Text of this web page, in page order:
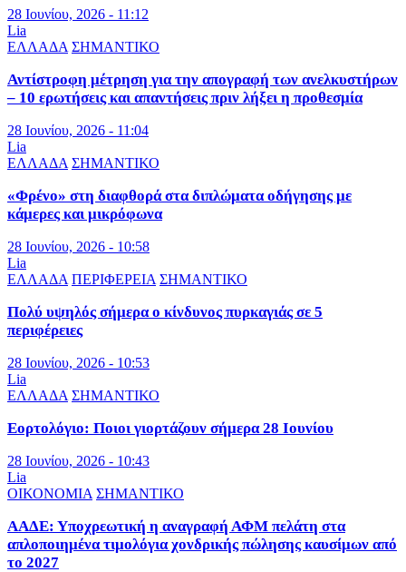
28 Ιουνίου, 2026 - 11:12
Lia
ΕΛΛΑΔΑ ΣΗΜΑΝΤΙΚΟ
Αντίστροφη μέτρηση για την απογραφή των ανελκυστήρων
– 10 ερωτήσεις και απαντήσεις πριν λήξει η προθεσμία
28 Ιουνίου, 2026 - 11:04
Lia
ΕΛΛΑΔΑ ΣΗΜΑΝΤΙΚΟ
«Φρένο» στη διαφθορά στα διπλώματα οδήγησης με
κάμερες και μικρόφωνα
28 Ιουνίου, 2026 - 10:58
Lia
ΕΛΛΑΔΑ ΠΕΡΙΦΕΡΕΙΑ ΣΗΜΑΝΤΙΚΟ
Πολύ υψηλός σήμερα ο κίνδυνος πυρκαγιάς σε 5
περιφέρειες
28 Ιουνίου, 2026 - 10:53
Lia
ΕΛΛΑΔΑ ΣΗΜΑΝΤΙΚΟ
Εορτολόγιο: Ποιοι γιορτάζουν σήμερα 28 Ιουνίου
28 Ιουνίου, 2026 - 10:43
Lia
ΟΙΚΟΝΟΜΙΑ ΣΗΜΑΝΤΙΚΟ
ΑΑΔΕ: Υποχρεωτική η αναγραφή ΑΦΜ πελάτη στα
απλοποιημένα τιμολόγια χονδρικής πώλησης καυσίμων από
το 2027